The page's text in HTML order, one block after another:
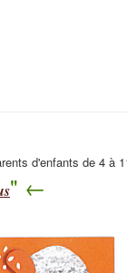
d'enfants de 4 à
" ←